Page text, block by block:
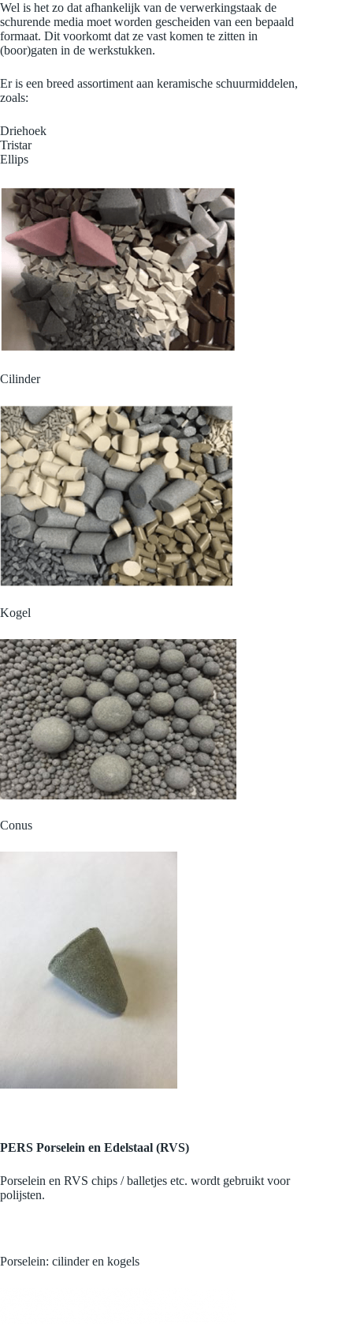
Wel is het zo dat afhankelijk van de verwerkingstaak de
schurende media moet worden gescheiden van een bepaald
formaat. Dit voorkomt dat ze vast komen te zitten in
(boor)gaten in de werkstukken.
Er is een breed assortiment aan keramische schuurmiddelen,
zoals:
Driehoek
Tristar
Ellips
Cilinder
Kogel
Conus
PERS Porselein en Edelstaal (RVS)
Porselein en RVS chips / balletjes etc. wordt gebruikt voor
polijsten.
Porselein: cilinder en kogels